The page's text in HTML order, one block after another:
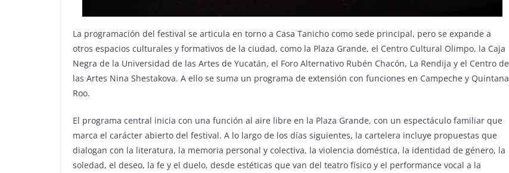
La programación del festival se articula en torno a Casa Tanicho como sede principal, pero se expande a
otros espacios culturales y formativos de la ciudad, como la Plaza Grande, el Centro Cultural Olimpo, la Caja
Negra de la Universidad de las Artes de Yucatán, el Foro Alternativo Rubén Chacón, La Rendija y el Centro de
las Artes Nina Shestakova. A ello se suma un programa de extensión con funciones en Campeche y Quintana
Roo.
El programa central inicia con una función al aire libre en la Plaza Grande, con un espectáculo familiar que
marca el carácter abierto del festival. A lo largo de los días siguientes, la cartelera incluye propuestas que
dialogan con la literatura, la memoria personal y colectiva, la violencia doméstica, la identidad de género, la
soledad, el deseo, la fe y el duelo, desde estéticas que van del teatro físico y el performance vocal a la